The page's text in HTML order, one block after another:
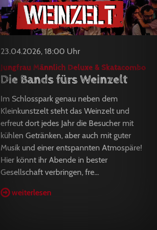
23.04.2026, 18:00 Uhr
Jungfrau Männlich Deluxe & Skatacombo
Die Bands fürs Weinzelt
Im Schlosspark genau neben dem
Kleinkunstzelt steht das Weinzelt und
erfreut dort jedes Jahr die Besucher mit
kühlen Getränken, aber auch mit guter
Musik und einer entspannten Atmospäre!
Hier könnt ihr Abende in bester
Gesellschaft verbringen, fre...
weiterlesen